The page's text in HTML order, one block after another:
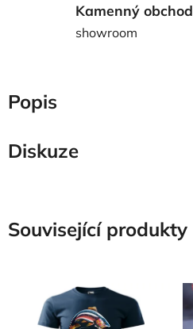
Kamenný obchod
showroom
Popis
Diskuze
Související produkty